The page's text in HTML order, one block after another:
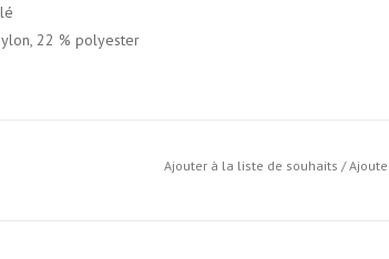
22 % polyester
Ajouter à la liste de souhaits /